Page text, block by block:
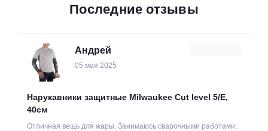
Последние отзывы
Андрей
05 мая 2025
Нарукавники защитные Milwaukee Cut level 5/Е,
40см
Отличная вещь для жары. Занимаюсь сварочными работами,